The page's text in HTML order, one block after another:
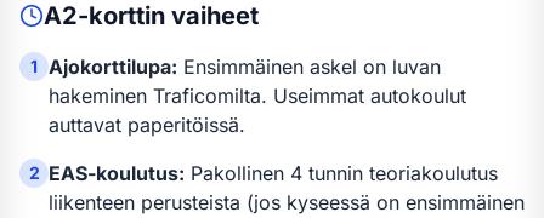
A2-korttin vaiheet
1 Ajokorttilupa: Ensimmäinen askel on luvan
hakeminen Traficomilta. Useimmat autokoulut
auttavat paperitöissä.
2 EAS-koulutus: Pakollinen 4 tunnin teoriakoulutus
liikenteen perusteista (jos kyseessä on ensimmäinen